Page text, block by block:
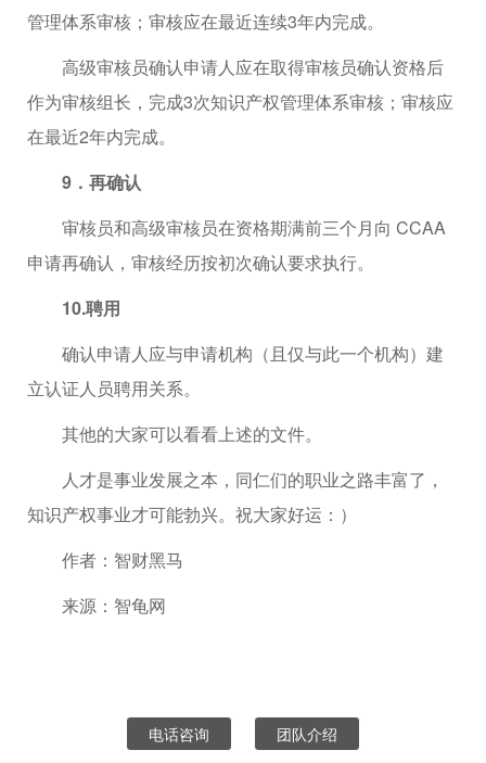
管理体系审核；审核应在最近连续3年内完成。
高级审核员确认申请人应在取得审核员确认资格后
作为审核组长，完成3次知识产权管理体系审核；审核应
在最近2年内完成。
9．再确认
审核员和高级审核员在资格期满前三个月向 CCAA
申请再确认，审核经历按初次确认要求执行。
10.聘用
确认申请人应与申请机构（且仅与此一个机构）建
立认证人员聘用关系。
其他的大家可以看看上述的文件。
人才是事业发展之本，同仁们的职业之路丰富了，
知识产权事业才可能勃兴。祝大家好运：）
作者：智财黑马
来源：智龟网
电话咨询 团队介绍